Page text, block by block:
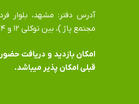
مجتمع پاژ )، بین توکلی ۱۲ و ۱۴، پلاک ۳، واحد ۲
​​​​​​​امکان بازدید و دریافت
قبلی امکان پذیر میباشد.